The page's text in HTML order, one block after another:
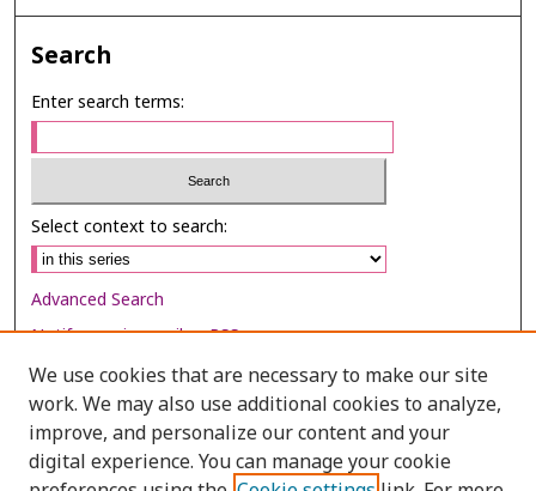
Search
Enter search terms:
Select context to search:
Advanced Search
Notify me via email orRSS
Browse
Collections
Disciplines
We use cookies that are necessary to make our site
work. We may also use additional cookies to analyze,
improve, and personalize our content and your
digital experience. You can manage your cookie